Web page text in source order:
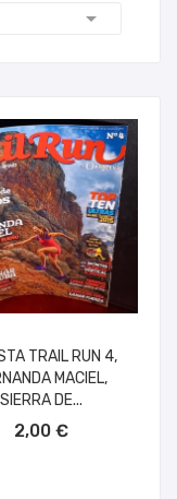

TRAIL RUN 4,
MACIEL,
SIERRA DE...
2,00 €